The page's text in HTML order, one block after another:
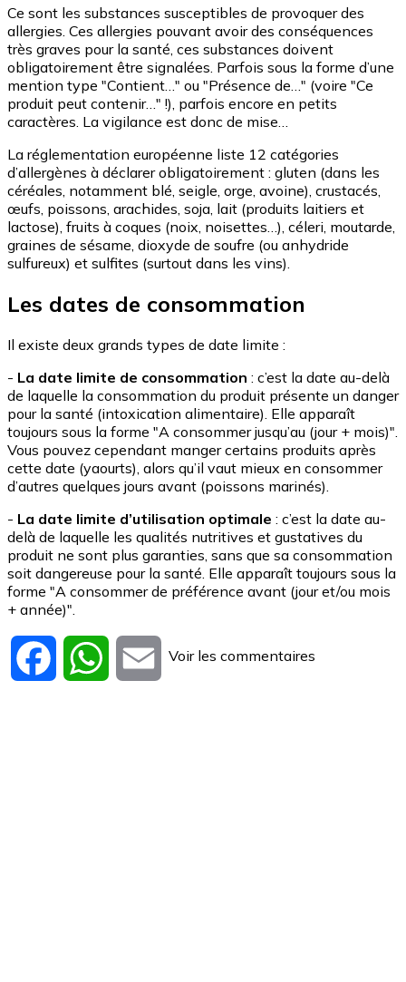
Ce sont les substances susceptibles de provoquer des
allergies. Ces allergies pouvant avoir des conséquences
très graves pour la santé, ces substances doivent
obligatoirement être signalées. Parfois sous la forme d’une
mention type "Contient…" ou "Présence de…" (voire "Ce
produit peut contenir…" !), parfois encore en petits
caractères. La vigilance est donc de mise…
La réglementation européenne liste 12 catégories
d’allergènes à déclarer obligatoirement : gluten (dans les
céréales, notamment blé, seigle, orge, avoine), crustacés,
œufs, poissons, arachides, soja, lait (produits laitiers et
lactose), fruits à coques (noix, noisettes…), céleri, moutarde,
graines de sésame, dioxyde de soufre (ou anhydride
sulfureux) et sulfites (surtout dans les vins).
Les dates de consommation
Il existe deux grands types de date limite :
- La date limite de consommation : c’est la date au-delà
de laquelle la consommation du produit présente un danger
pour la santé (intoxication alimentaire). Elle apparaît
toujours sous la forme "A consommer jusqu’au (jour + mois)".
Vous pouvez cependant manger certains produits après
cette date (yaourts), alors qu’il vaut mieux en consommer
d’autres quelques jours avant (poissons marinés).
- La date limite d’utilisation optimale : c’est la date au-
delà de laquelle les qualités nutritives et gustatives du
produit ne sont plus garanties, sans que sa consommation
soit dangereuse pour la santé. Elle apparaît toujours sous la
forme "A consommer de préférence avant (jour et/ou mois
+ année)".
Facebook WhatsApp
Email
Voir les commentaires